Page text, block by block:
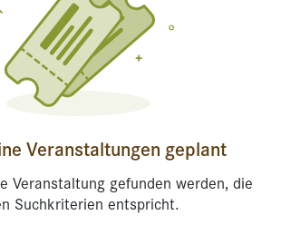
Veranstaltungen geplant
Veranstaltung gefunden werden, die
Suchkriterien entspricht.